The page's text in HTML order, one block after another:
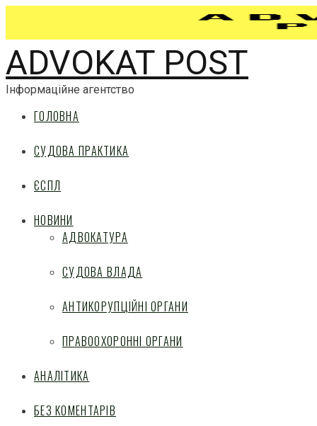
ADVOKAT POST
Інформаційне агентство
ГОЛОВНА
СУДОВА ПРАКТИКА
ЄСПЛ
НОВИНИ
АДВОКАТУРА
СУДОВА ВЛАДА
АНТИКОРУПЦІЙНІ ОРГАНИ
ПРАВООХОРОННІ ОРГАНИ
АНАЛІТИКА
БЕЗ КОМЕНТАРІВ